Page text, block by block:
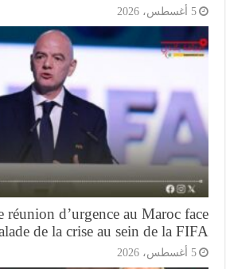
une réunion d’urgence au Maroc
de la crise au sein de la